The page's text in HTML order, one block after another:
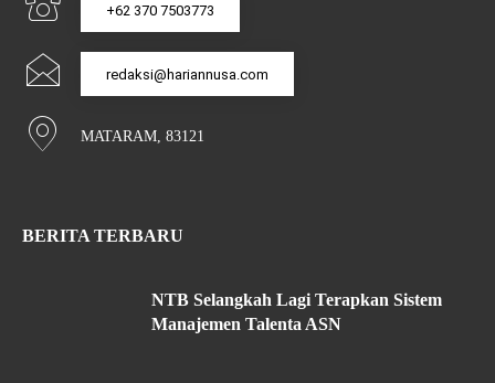
+62 370 7503773
redaksi@hariannusa.com
MATARAM, 83121
BERITA TERBARU
NTB Selangkah Lagi Terapkan Sistem
Manajemen Talenta ASN